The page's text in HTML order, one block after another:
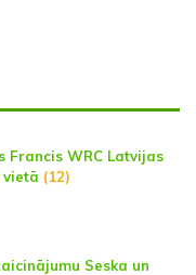
Francis WRC Latvijas
(12)
Seska un